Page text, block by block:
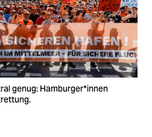
genug: Hamburger*innen